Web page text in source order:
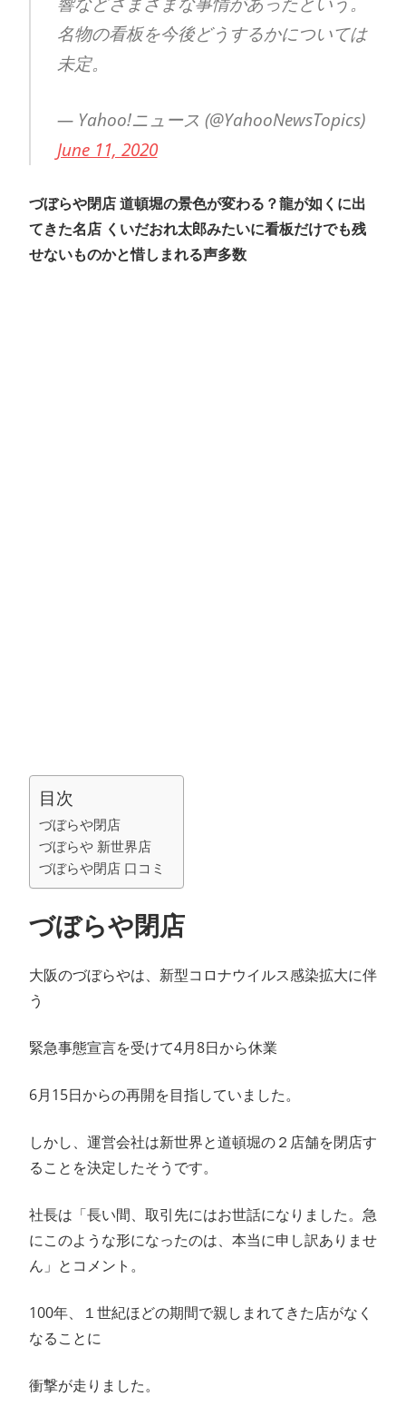
名物の看板を今後どうするかについては
未定。
— Yahoo!ニュース (@YahooNewsTopics)
June 11, 2020
づぼらや閉店 道頓堀の景色が変わる？龍が如くに出
てきた名店 くいだおれ太郎みたいに看板だけでも残
せないものかと惜しまれる声多数
目次
づぼらや閉店
づぼらや 新世界店
づぼらや閉店 口コミ
づぼらや閉店
大阪のづぼらやは、新型コロナウイルス感染拡大に伴
う
緊急事態宣言を受けて4月8日から休業
6月15日からの再開を目指していました。
しかし、運営会社は新世界と道頓堀の２店舗を閉店す
ることを決定したそうです。
社長は「長い間、取引先にはお世話になりました。急
にこのような形になったのは、本当に申し訳ありませ
ん」とコメント。
100年、１世紀ほどの期間で親しまれてきた店がなく
なることに
衝撃が走りました。